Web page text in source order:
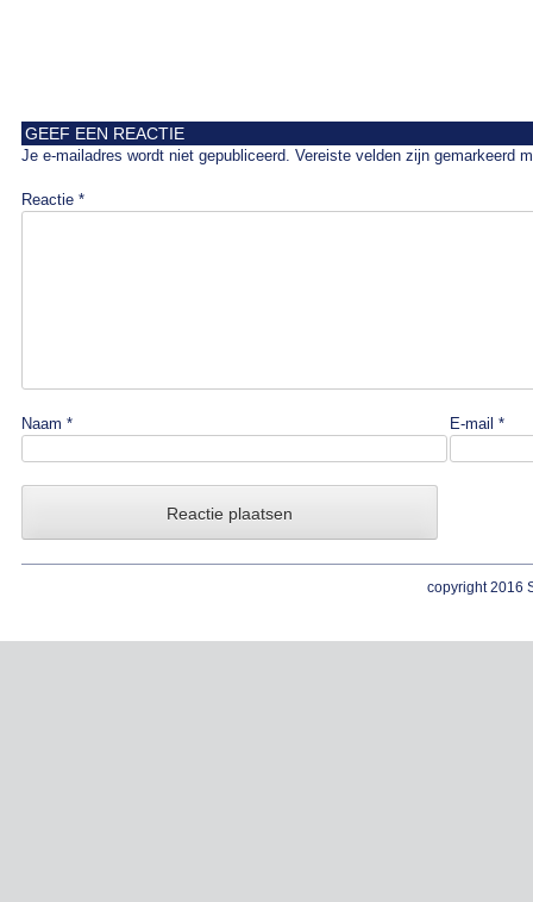
GEEF EEN REACTIE
Je e-mailadres wordt niet gepubliceerd. Vereiste velden zijn gemarkeerd
Reactie *
Naam * E-mail *
copyright 2016